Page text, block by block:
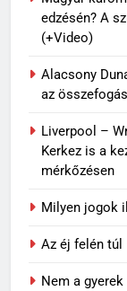
edzésén? A
(+Video)
Alacsony
az
Liverpool –
Kerkez is a
mérkőzésen
Milyen jogok
Az éj felén
Nem a